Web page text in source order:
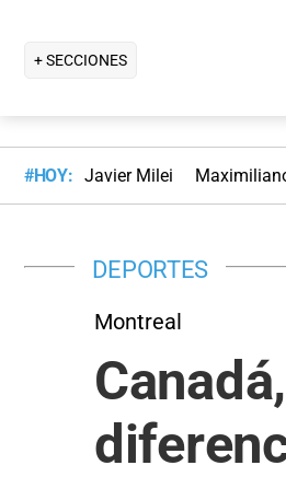
+ SECCIONES
#HOY: Javier Milei
DEPORTES
Montreal